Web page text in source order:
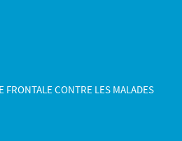
CONTRE LES MALADES